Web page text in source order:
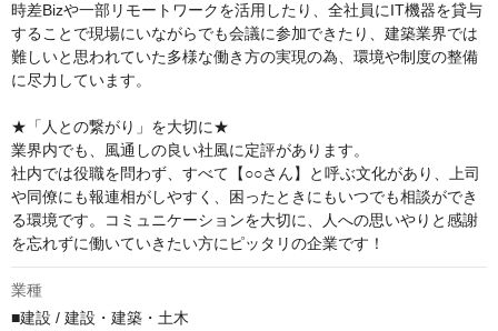
時差Bizや一部リモートワークを活用したり、全社員にIT機器を貸与
することで現場にいながらでも会議に参加できたり、建築業界では
難しいと思われていた多様な働き方の実現の為、環境や制度の整備
に尽力しています。
★「人との繋がり」を大切に★
業界内でも、風通しの良い社風に定評があります。
社内では役職を問わず、すべて【○○さん】と呼ぶ文化があり、上司
や同僚にも報連相がしやすく、困ったときにもいつでも相談ができ
る環境です。コミュニケーションを大切に、人への思いやりと感謝
を忘れずに働いていきたい方にピッタリの企業です！
業種
■建設 / 建設・建築・土木